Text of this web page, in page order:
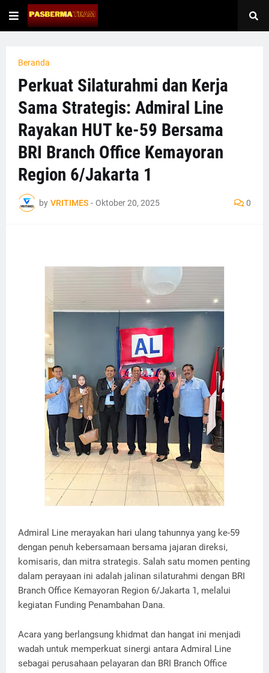
Beranda
Perkuat Silaturahmi dan Kerja
Sama Strategis: Admiral Line
Rayakan HUT ke-59 Bersama
BRI Branch Office Kemayoran
Region 6/Jakarta 1
by VRITIMES - Oktober 20, 2025 0
Admiral Line merayakan hari ulang tahunnya yang ke-59
dengan penuh kebersamaan bersama jajaran direksi,
komisaris, dan mitra strategis. Salah satu momen penting
dalam perayaan ini adalah jalinan silaturahmi dengan BRI
Branch Office Kemayoran Region 6/Jakarta 1, melalui
kegiatan Funding Penambahan Dana.
Acara yang berlangsung khidmat dan hangat ini menjadi
wadah untuk memperkuat sinergi antara Admiral Line
sebagai perusahaan pelayaran dan BRI Branch Office